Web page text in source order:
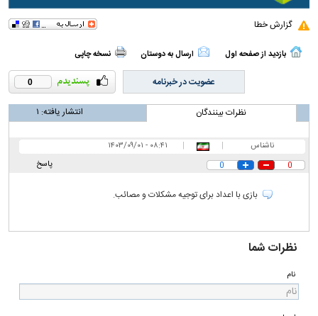
گزارش خطا
بازدید از صفحه اول ارسال به دوستان نسخه چاپی
0 عضویت در خبرنامه
نظرات بینندگان انتشار یافته: ۱
ناشناس |
|
۰۸:۴۱ - ۱۴۰۳/۰۹/۰۱
پاسخ
0
0
بازی با اعداد برای توجیه مشکلات و مصائب.
نظرات شما
نام